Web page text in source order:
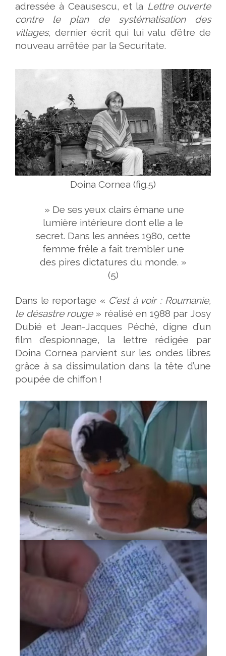
adressée à Ceausescu, et la Lettre ouverte
contre le plan de systématisation des
villages, dernier écrit qui lui valu d’être de
nouveau arrêtée par la Securitate.
Doina Cornea (fig.5)
» De ses yeux clairs émane une
lumière intérieure dont elle a le
secret. Dans les années 1980, cette
femme frêle a fait trembler une
des pires dictatures du monde. »
(5)
Dans le reportage « C’est à voir : Roumanie,
le désastre rouge» réalisé en 1988 par Josy
Dubié et Jean-Jacques Péché, digne d’un
film d’espionnage, la lettre rédigée par
Doina Cornea parvient sur les ondes libres
grâce à sa dissimulation dans la tête d’une
poupée de chiffon !